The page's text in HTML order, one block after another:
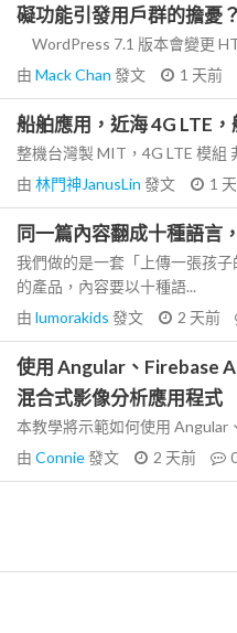
礙功能引發用戶群的擔憂？
WordPress 7.1 版本會變更
由 Mack Chan 發文 1 天前
船舶應用，近海 4G LTE
整機台灣製 MIT，4G LTE 模組
由 林門神JanusLin 發文 1
同一篇內容翻成十種語言
我們做的是一套「上傳一張孩子
的產品，內容要以十種語...
由 lumorakids 發文 2 天前
使用 Angular、Firebase
混合式影像分析應用程式
本教學將示範如何使用 Angular
由 Connie發文 2 天前